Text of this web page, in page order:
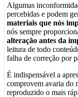
Algumas
percebidas e podem
materiais que nós
nós sempre
alteração antes da
leitura de todo
falha de correção por
É indispensável a
comprovem avaria do
reproduzido o mais